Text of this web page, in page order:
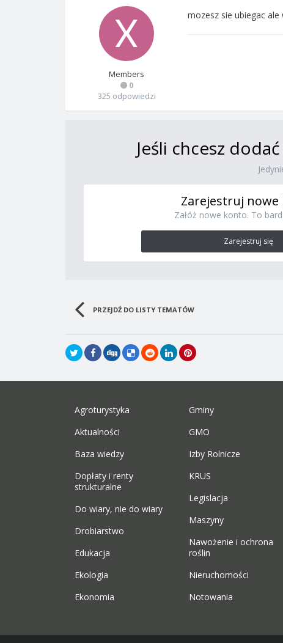
Members
0
325 odpowiedzi
mozesz sie ubiegac ale
Jeśli chcesz
Zarejestruj nowe
Załóż nowe konto. To
Zarejestruj się
PRZEJDŹ DO LISTY TEMATÓW
Agroturystyka
Aktualności
Baza wiedzy
Dopłaty i renty
strukturalne
Do wiary, nie do wiary
Drobiarstwo
Edukacja
Ekologia
Ekonomia
Gminy
GMO
Izby Rolnicze
KRUS
Legislacja
Maszyny
Nawożenie i ochrona
roślin
Nieruchomości
Notowania